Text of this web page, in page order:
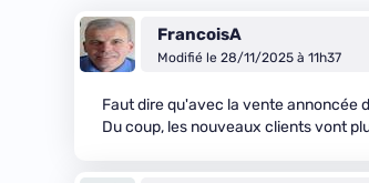
FrancoisA
Modifié le 28/11/2025 à 11h37
Faut dire qu'avec la vente annoncée
Du coup, les nouveaux clients vont